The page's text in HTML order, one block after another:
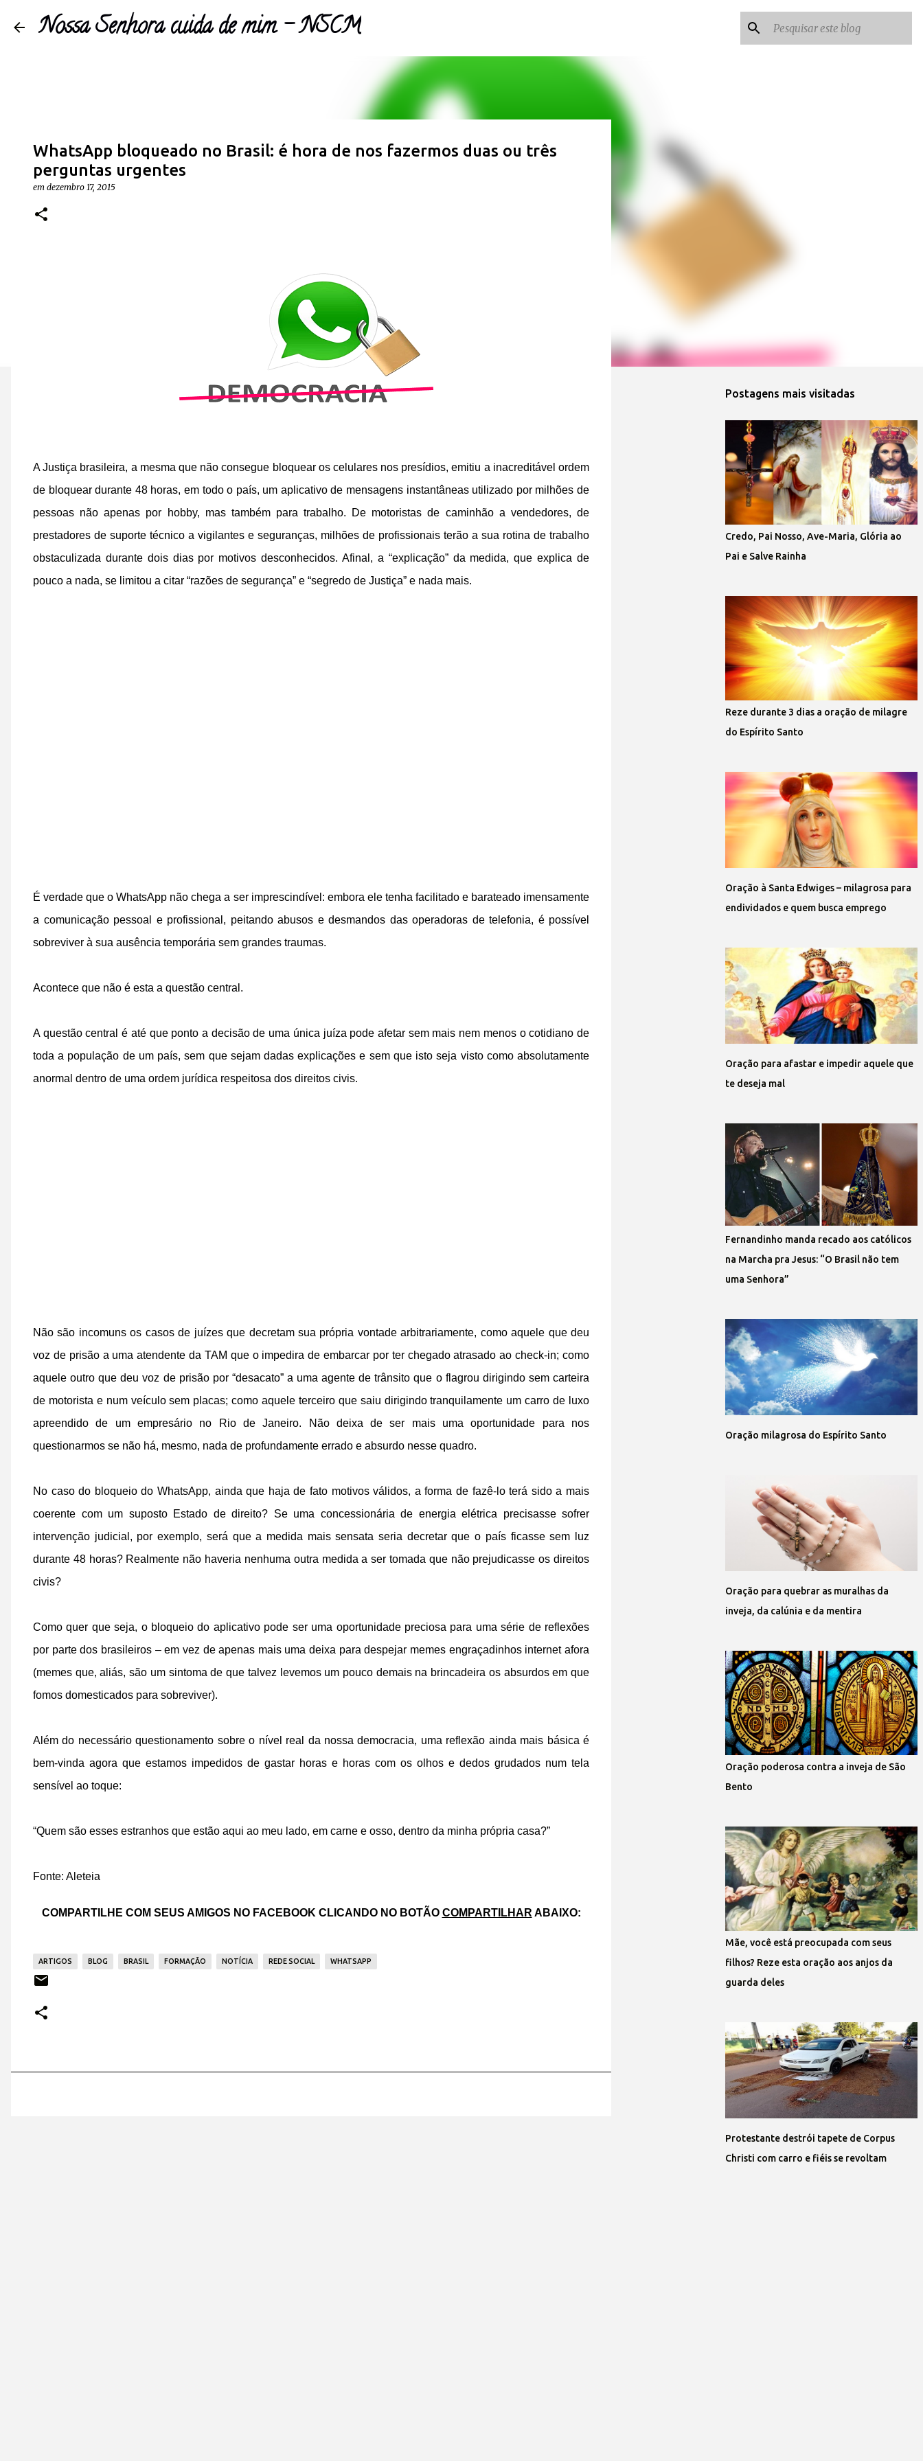
Nossa Senhora cuida de mim - NSCM
WhatsApp bloqueado no Brasil: é hora de nos fazermos duas ou três
perguntas urgentes
em dezembro 17, 2015
A Justiça brasileira, a mesma que não consegue bloquear os celulares nos presídios, emitiu a inacreditável ordem
de bloquear durante 48 horas, em todo o país, um aplicativo de mensagens instantâneas utilizado por milhões de
pessoas não apenas por hobby, mas também para trabalho. De motoristas de caminhão a vendedores, de
prestadores de suporte técnico a vigilantes e seguranças, milhões de profissionais terão a sua rotina de trabalho
obstaculizada durante dois dias por motivos desconhecidos. Afinal, a “explicação” da medida, que explica de
pouco a nada, se limitou a citar “razões de segurança” e “segredo de Justiça” e nada mais.
É verdade que o WhatsApp não chega a ser imprescindível: embora ele tenha facilitado e barateado imensamente
a comunicação pessoal e profissional, peitando abusos e desmandos das operadoras de telefonia, é possível
sobreviver à sua ausência temporária sem grandes traumas.
Acontece que não é esta a questão central.
A questão central é até que ponto a decisão de uma única juíza pode afetar sem mais nem menos o cotidiano de
toda a população de um país, sem que sejam dadas explicações e sem que isto seja visto como absolutamente
anormal dentro de uma ordem jurídica respeitosa dos direitos civis.
Não são incomuns os casos de juízes que decretam sua própria vontade arbitrariamente, como aquele que deu
voz de prisão a uma atendente da TAM que o impedira de embarcar por ter chegado atrasado ao check-in; como
aquele outro que deu voz de prisão por “desacato” a uma agente de trânsito que o flagrou dirigindo sem carteira
de motorista e num veículo sem placas; como aquele terceiro que saiu dirigindo tranquilamente um carro de luxo
apreendido de um empresário no Rio de Janeiro. Não deixa de ser mais uma oportunidade para nos
questionarmos se não há, mesmo, nada de profundamente errado e absurdo nesse quadro.
No caso do bloqueio do WhatsApp, ainda que haja de fato motivos válidos, a forma de fazê-lo terá sido a mais
coerente com um suposto Estado de direito? Se uma concessionária de energia elétrica precisasse sofrer
intervenção judicial, por exemplo, será que a medida mais sensata seria decretar que o país ficasse sem luz
durante 48 horas? Realmente não haveria nenhuma outra medida a ser tomada que não prejudicasse os direitos
civis?
Como quer que seja, o bloqueio do aplicativo pode ser uma oportunidade preciosa para uma série de reflexões
por parte dos brasileiros – em vez de apenas mais uma deixa para despejar memes engraçadinhos internet afora
(memes que, aliás, são um sintoma de que talvez levemos um pouco demais na brincadeira os absurdos em que
fomos domesticados para sobreviver).
Além do necessário questionamento sobre o nível real da nossa democracia, uma reflexão ainda mais básica é
bem-vinda agora que estamos impedidos de gastar horas e horas com os olhos e dedos grudados num tela
sensível ao toque:
“Quem são esses estranhos que estão aqui ao meu lado, em carne e osso, dentro da minha própria casa?”
Fonte: Aleteia
COMPARTILHE COM SEUS AMIGOS NO FACEBOOK CLICANDO NO BOTÃO COMPARTILHAR ABAIXO:
ARTIGOS BLOG BRASIL FORMAÇÃO NOTÍCIA REDE SOCIAL WHATSAPP
Postagens mais visitadas
Credo, Pai Nosso, Ave-Maria, Glória ao
Pai e Salve Rainha
Reze durante 3 dias a oração de milagre
do Espírito Santo
Oração à Santa Edwiges – milagrosa para
endividados e quem busca emprego
Oração para afastar e impedir aquele que
te deseja mal
Fernandinho manda recado aos católicos
na Marcha pra Jesus: “O Brasil não tem
uma Senhora”
Oração milagrosa do Espírito Santo
Oração para quebrar as muralhas da
inveja, da calúnia e da mentira
Oração poderosa contra a inveja de São
Bento
Mãe, você está preocupada com seus
filhos? Reze esta oração aos anjos da
guarda deles
Protestante destrói tapete de Corpus
Christi com carro e fiéis se revoltam